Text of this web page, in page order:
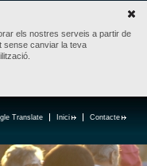
els nostres serveis a partir de
sense canviar la teva
Contacte
Inici
Translate